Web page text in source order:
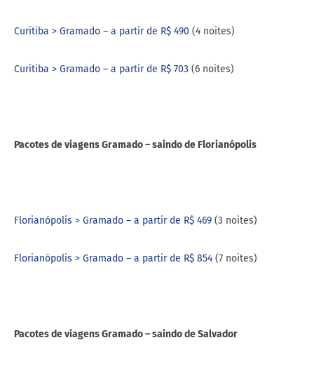
Curitiba > Gramado – a partir de R$ 490 (4 noites)
Curitiba > Gramado – a partir de R$ 703 (6 noites)
Pacotes de viagens Gramado – saindo de Florianópolis
Florianópolis > Gramado – a partir de R$ 469 (3 noites)
Florianópolis > Gramado – a partir de R$ 854 (7 noites)
Pacotes de viagens Gramado – saindo de Salvador